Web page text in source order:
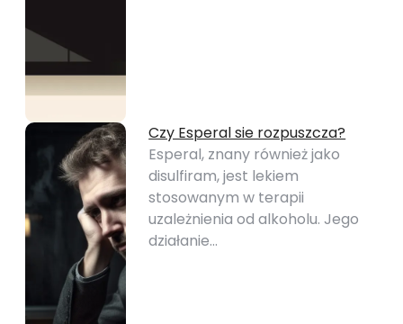
Czy Esperal sie rozpuszcza?
Esperal, znany również jako
disulfiram, jest lekiem
stosowanym w terapii
uzależnienia od alkoholu. Jego
działanie…